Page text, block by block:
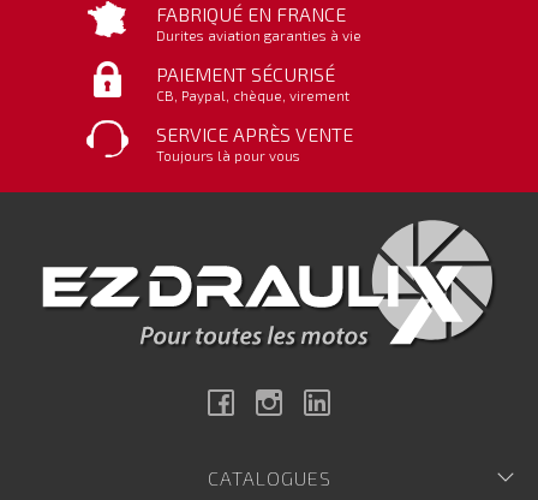
FABRIQUÉ EN FRANCE
Durites aviation garanties à vie
PAIEMENT SÉCURISÉ
CB, Paypal, chèque, virement
SERVICE APRÈS VENTE
Toujours là pour vous
FacebookInstagram
CATALOGUES